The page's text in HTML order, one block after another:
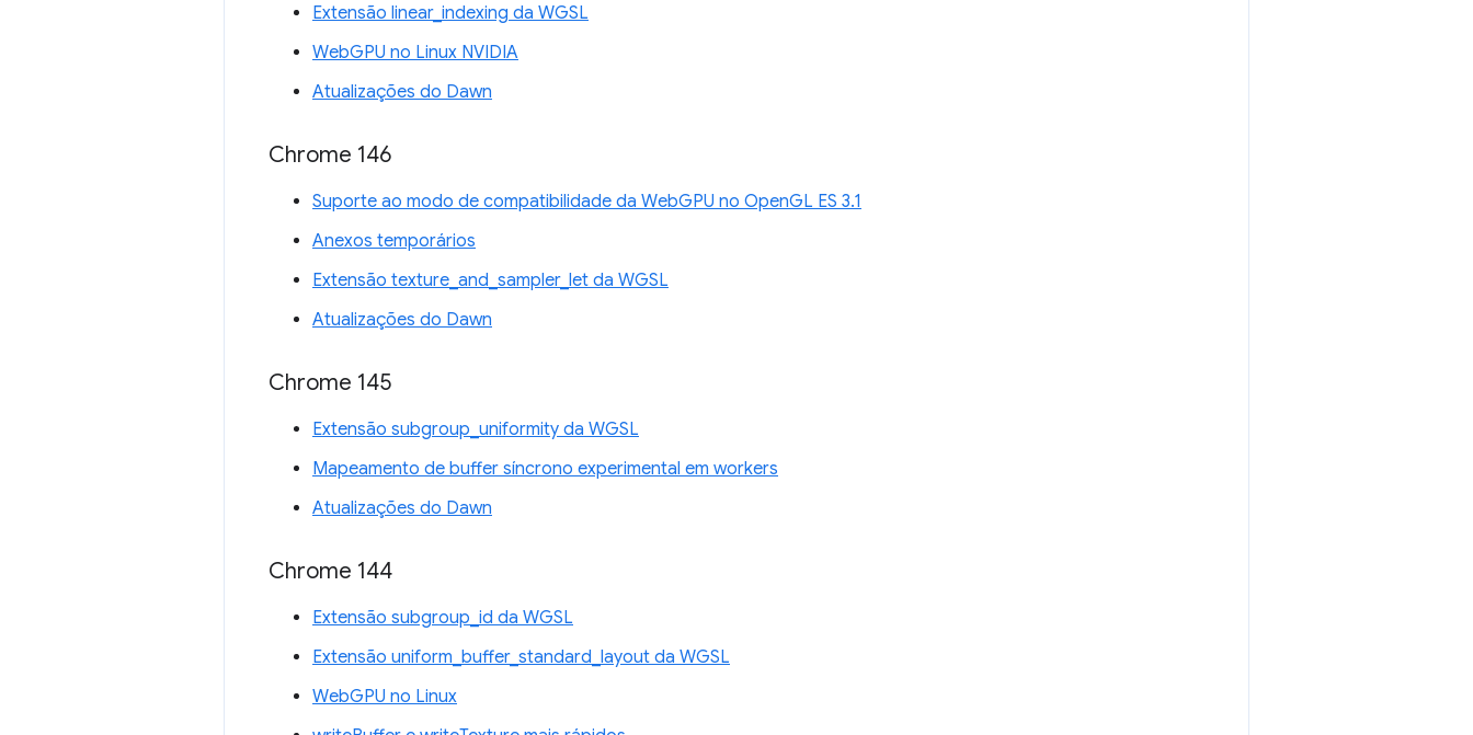
Extensão linear_indexing da WGSL
WebGPU no Linux NVIDIA
Atualizações do Dawn
Chrome 146
Suporte ao modo de compatibilidade da WebGPU no OpenGL ES 3.1
Anexos temporários
Extensão texture_and_sampler_let da WGSL
Atualizações do Dawn
Chrome 145
Extensão subgroup_uniformity da WGSL
Mapeamento de buffer síncrono experimental em workers
Atualizações do Dawn
Chrome 144
Extensão subgroup_id da WGSL
Extensão uniform_buffer_standard_layout da WGSL
WebGPU no Linux